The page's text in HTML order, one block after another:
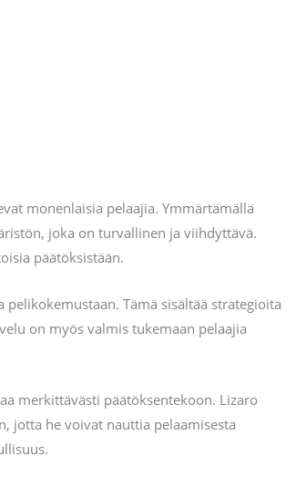
monenlaisia pelaajia. Ymmärtämällä
joka on turvallinen ja viihdyttävä.
päätöksistään.
Tämä sisältää strategioita
on myös valmis tukemaan pelaajia
merkittävästi päätöksentekoon. Lizaro
jotta he voivat nauttia pelaamisesta